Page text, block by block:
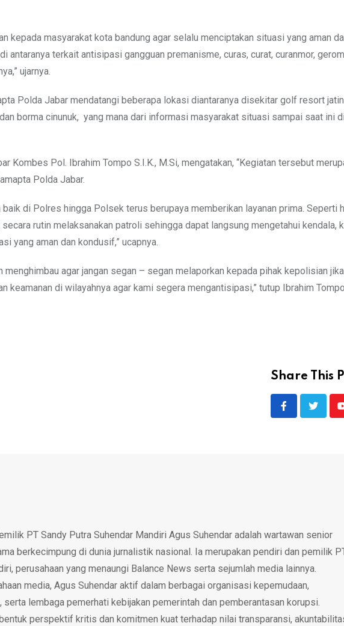
kepada masyarakat kota bandung agar selalu menciptakan situasi yang aman
antaranya terkait antisipasi gangguan premanisme, curas, curat, curanmor,
ujarnya.
Polda Jabar mendatangi beberapa lokasi diantaranya disekitar golf resort
borma cinunuk, yang mana dari informasi masyarakat situasi sampai saat ini
Kombes Pol. Ibrahim Tompo S.I.K., M.Si, mengatakan, “Kegiatan tersebut
Polda Jabar.
di Polres hingga Polsek terus berupaya memberikan layanan prima. Seperti
rutin melaksanakan patroli sehingga dapat langsung mengetahui kendala,
yang aman dan kondusif,” ucapnya.
agar jangan segan – segan melaporkan kepada pihak kepolisian
keamanan di wilayahnya agar kami segera mengantisipasi,” tutup Ibrahim
Share This
PT Sandy Putra Suhendar Mandiri Agus Suhendar adalah wartawan senior
berkecimpung di dunia jurnalistik nasional. Ia merupakan pendiri dan pemilik
perusahaan yang menaungi Balance News serta sejumlah media lainnya.
media, Agus Suhendar aktif dalam berbagai organisasi kepemudaan,
lembaga pemerhati kebijakan pemerintah dan pemberantasan korupsi.
perspektif kritis dan komitmen kuat terhadap nilai transparansi,